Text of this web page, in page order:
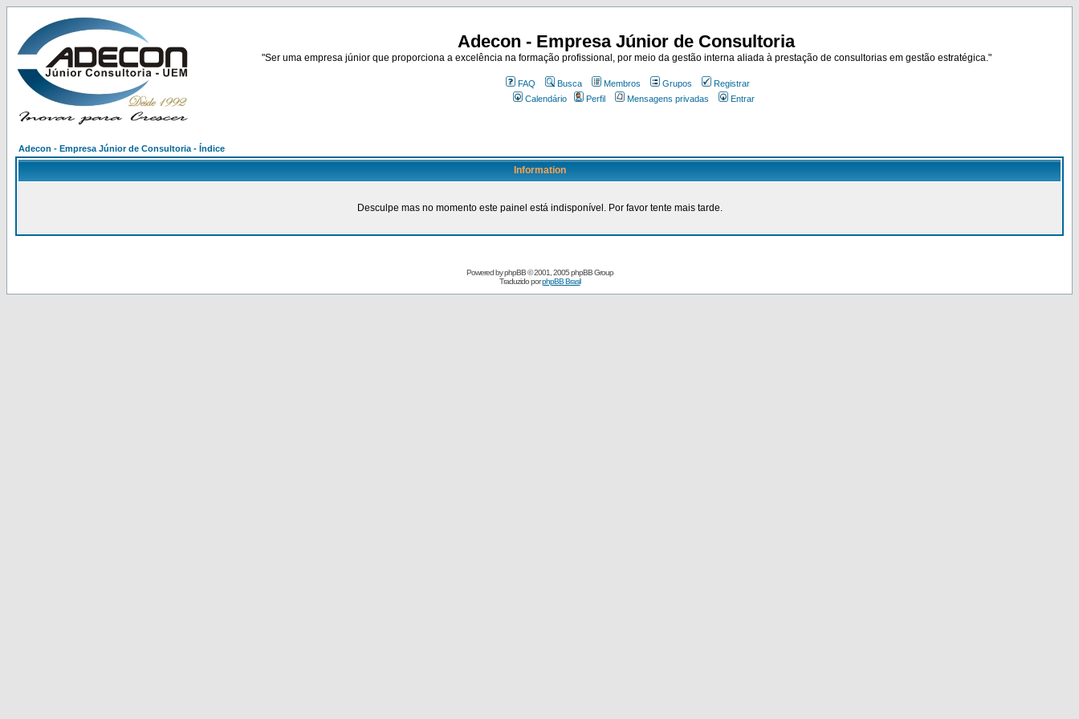
Adecon - Empresa Júnior de Consultoria
"Ser uma empresa júnior que proporciona a excelência na formação profissional, por meio da gestão interna aliada à prestação de consultorias em gestão estratégica."
FAQ Busca Membros Grupos
Registrar
Calendário
Perfil Mensagens privadas Entrar
Adecon - Empresa Júnior de Consultoria - Índice
Information
Desculpe mas no momento este painel está indisponível. Por favor tente mais tarde.
Powered byphpBB© 2001, 2005 phpBB Group
Traduzido porphpBB Brasil